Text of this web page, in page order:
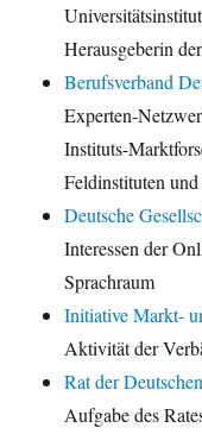
Herausgeberin
Berufsverband
Experten-
Instituts-
Feldinstituten
Deutsche
Interessen der
Sprachraum
Initiative Markt-
Aktivität der
Rat der
Aufgabe des